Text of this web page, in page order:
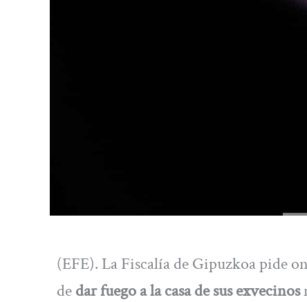
(EFE). La Fiscalía de Gipuzkoa pide
dedar fuego a la casa de sus exvecinos